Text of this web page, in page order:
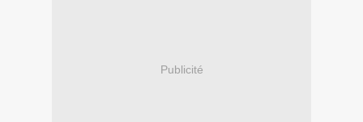
Publicité